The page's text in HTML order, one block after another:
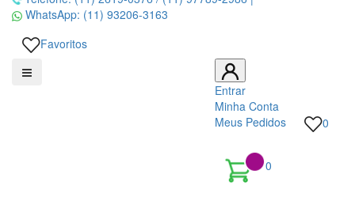
BOBINEX
ESSENCIAL
WhatsApp: (11) 93206-3163
Favoritos
Entrar
Minha Conta
Meus Pedidos
0
0